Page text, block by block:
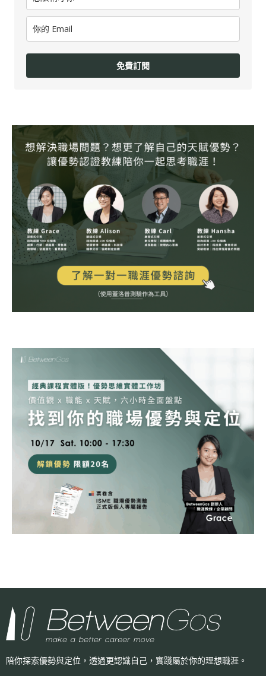
免費訂閱
陪你探索優勢與定位，透過更認識自己， 實踐屬於你的理想職涯。